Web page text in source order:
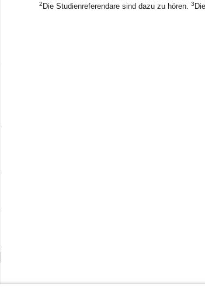
2 Die Studienreferendare sind dazu zu hören. 3